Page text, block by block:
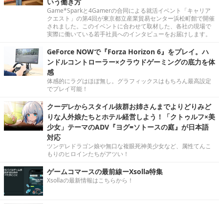
Game*Sparkと4Gamerの合同による就活イベント「キャリア
クエスト」の第4回が東京都立産業貿易センター浜松町館で開催
されました。このイベントに合わせて取材した、各社の現場で
実際に働いている若手社員へのインタビューをお届けします。
GeForce NOWで『Forza Horizon 6』をプレイ。ハ
ンドルコントローラー×クラウドゲーミングの底力を体
感
体感的にラグはほぼ無し。グラフィックスはもちろん最高設定
でプレイ可能！
クーデレからスタイル抜群お姉さんまでよりどりみど
りな人外娘たちとホテル経営しよう！「クトゥルフ×美
少女」テーマのADV『ヨグ=ソトースの庭』が日本語
対応
ツンデレドラゴン娘や無口な複眼死神美少女など、属性てんこ
もりのヒロインたちがアツい！
ゲームコマースの最前線ーXsolla特集
Xsollaの最新情報はこちらから！